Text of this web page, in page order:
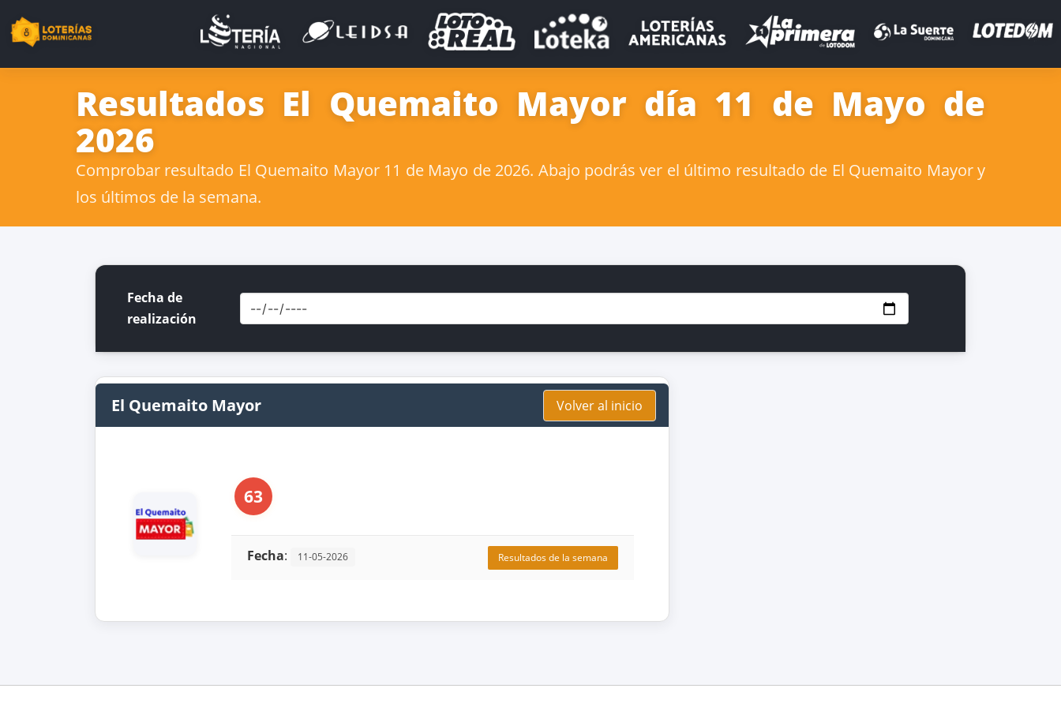
Resultados El Quemaito Mayor día 11 de Mayo de
2026
Comprobar resultado El Quemaito Mayor 11 de Mayo de 2026. Abajo podrás ver el último resultado de El Quemaito Mayor y
los últimos de la semana.
Fecha de
realización
El Quemaito Mayor Volver al inicio
63
Fecha: 11-05-2026 Resultados de la semana